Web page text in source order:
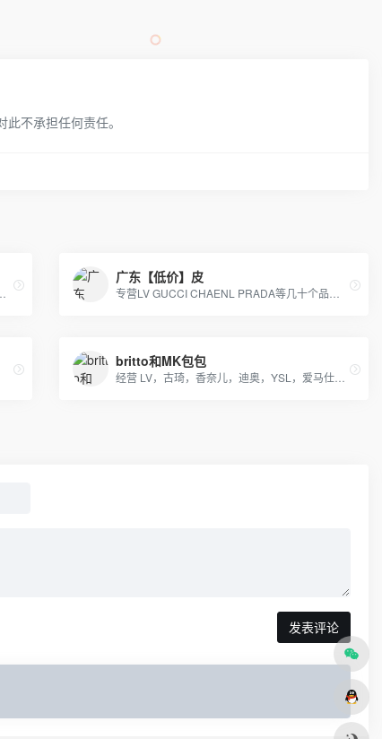
不承担任何责任。
广东【低价】皮
britto和MK包包
发表评论